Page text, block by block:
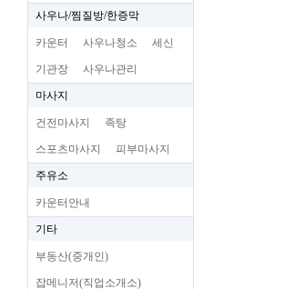
사우나/찜질방/한증막
카운터 사우나청소 세신
기관장 사우나관리
마사지
건전마사지 족탕
스포츠마사지 피부마사지
주유소
카운터안내
기타
부동산(중개인)
잡메니저(직업소개소)